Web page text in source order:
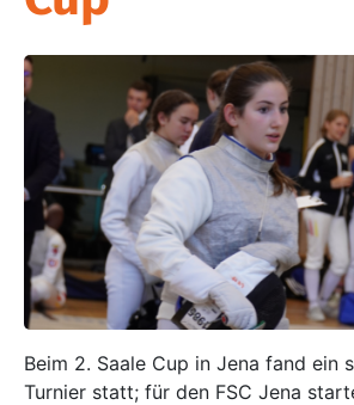
Beim 2. Saale Cup in Jena fand ein
Turnier statt; für den FSC Jena